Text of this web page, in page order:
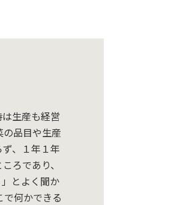
生産も経営
品目や生産
、１年１年
ろであり、
とよく聞か
何かできる